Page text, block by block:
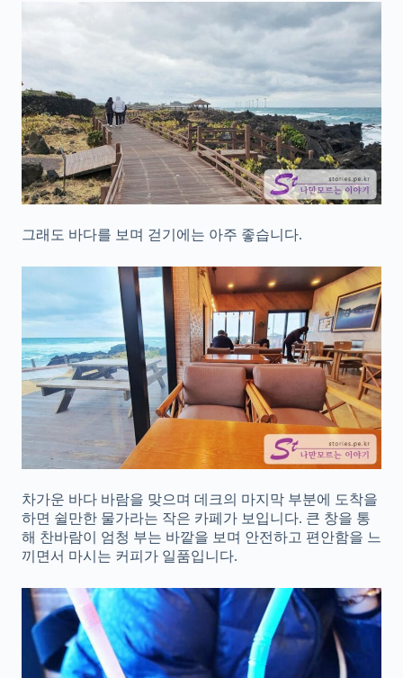
그래도 바다를 보며 걷기에는 아주 좋습니다.
차가운 바다 바람을 맞으며 데크의 마지막 부분에 도착을
하면 쉴만한 물가라는 작은 카페가 보입니다. 큰 창을 통
해 찬바람이 엄청 부는 바깥을 보며 안전하고 편안함을 느
끼면서 마시는 커피가 일품입니다.